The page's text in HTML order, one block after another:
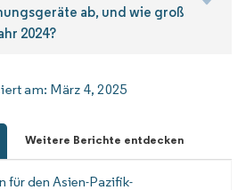
ab, und wie groß
2024?
am: März 4, 2025
Weitere Berichte entdecken
für den Asien-Pazifik-